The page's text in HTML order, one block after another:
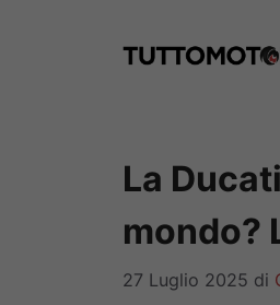
La
mondo?
27 Luglio 2025 di